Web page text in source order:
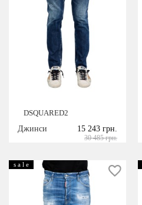
DSQUARED2
Джинси
15 243 грн.
30 485 грн.
s a l e